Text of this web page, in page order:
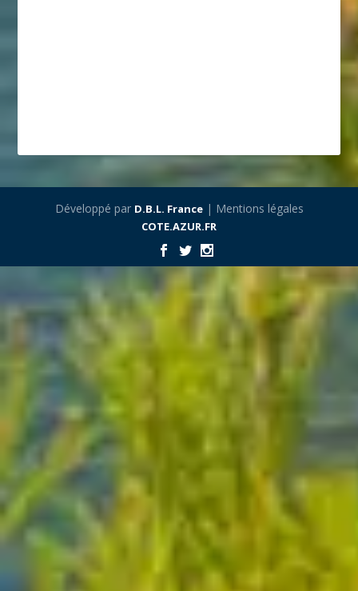
Développé par D.B.L. France| Mentions légales
COTE.AZUR.FR